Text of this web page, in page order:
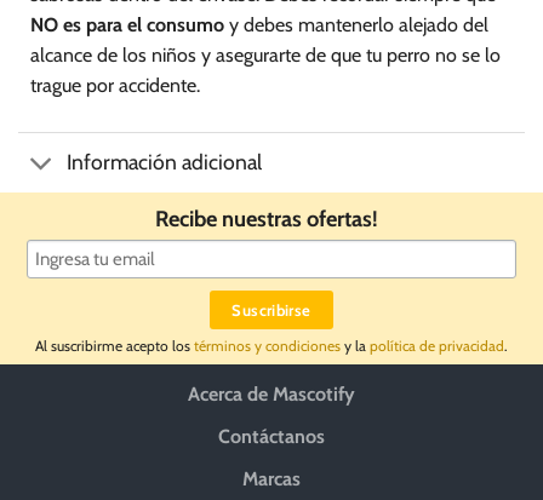
NO es para el consumo y debes mantenerlo alejado del
alcance de los niños y asegurarte de que tu perro no se lo
trague por accidente.
Información adicional
Recibe nuestras ofertas!
Al suscribirme acepto los términos y condiciones y la política de privacidad.
Acerca de Mascotify
Contáctanos
Marcas